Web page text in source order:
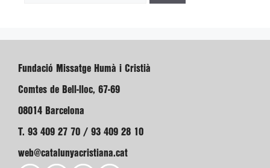
Fundació Missatge Humà i Cristià
Comtes de Bell-lloc, 67-69
08014 Barcelona
T. 93 409 27 70 / 93 409 28 10
web@catalunyacristiana.cat